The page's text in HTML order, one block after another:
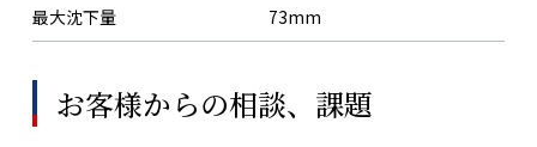
最大沈下量
73mm
お客様からの相談、課題